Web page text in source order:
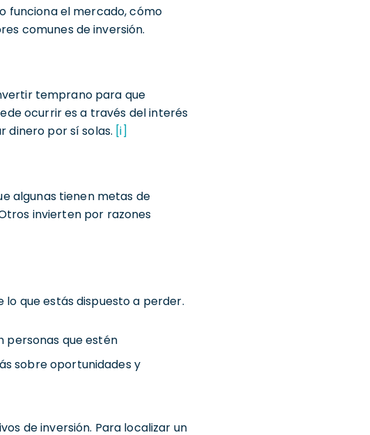
funciona el mercado, cómo
comunes de inversión.
temprano para que
ocurrir es a través del interés
dinero por sí solas. [i]
algunas tienen metas de
invierten por razones
que estás dispuesto a perder.
personas que estén
sobre oportunidades y
de inversión. Para localizar un